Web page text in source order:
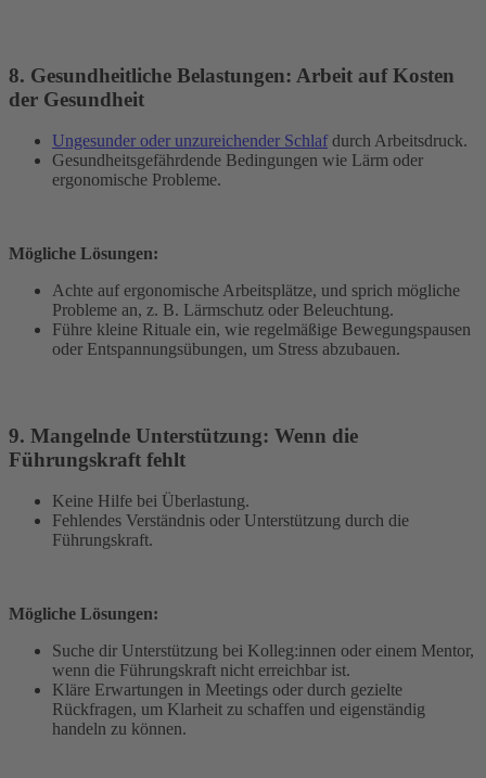
8. Gesundheitliche Belastungen: Arbeit auf Kosten
der Gesundheit
Ungesunder oder unzureichender Schlaf durch Arbeitsdruck.
Gesundheitsgefährdende Bedingungen wie Lärm oder
ergonomische Probleme.
Mögliche Lösungen:
Achte auf ergonomische Arbeitsplätze, und sprich mögliche
Probleme an, z. B. Lärmschutz oder Beleuchtung.
Führe kleine Rituale ein, wie regelmäßige Bewegungspausen
oder Entspannungsübungen, um Stress abzubauen.
9. Mangelnde Unterstützung: Wenn die
Führungskraft fehlt
Keine Hilfe bei Überlastung.
Fehlendes Verständnis oder Unterstützung durch die
Führungskraft.
Mögliche Lösungen:
Suche dir Unterstützung bei Kolleg:innen oder einem Mentor,
wenn die Führungskraft nicht erreichbar ist.
Kläre Erwartungen in Meetings oder durch gezielte
Rückfragen, um Klarheit zu schaffen und eigenständig
handeln zu können.